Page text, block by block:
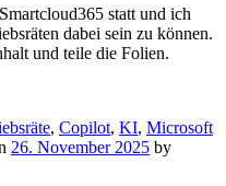
statt und ich
dabei sein zu können.
und teile die Folien.
, Copilot, KI, Microsoft
26. November 2025 by